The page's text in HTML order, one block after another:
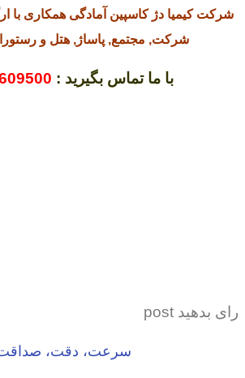
شرکت کیمیا دژ کاسپین آمادگی همکاری با
شرکت, مجتمع, پاساژ, هتل و
با ما تماس بگیرید :
رای بدهید post
سرعت، دقت،